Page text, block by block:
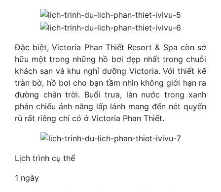
Đặc biệt, Victoria Phan Thiết Resort & Spa còn sở
hữu một trong những hồ bơi đẹp nhất trong chuỗi
khách sạn và khu nghỉ dưỡng Victoria. Với thiết kế
tràn bờ, hồ bơi cho bạn tầm nhìn không giới hạn ra
đường chân trời. Buổi trưa, làn nước trong xanh
phản chiếu ánh nắng lấp lánh mang đến nét quyến
rũ rất riêng chỉ có ở Victoria Phan Thiết.
Lịch trình cụ thể
1 ngày